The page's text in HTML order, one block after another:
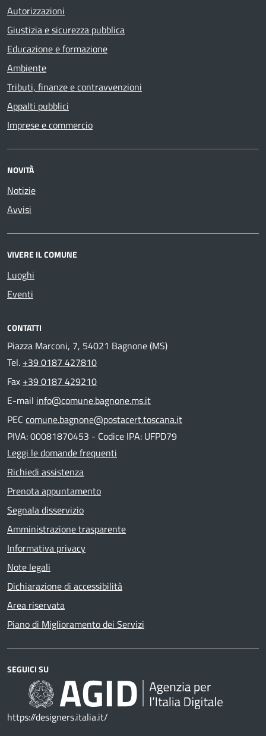
Autorizzazioni
Giustizia e sicurezza pubblica
Educazione e formazione
Ambiente
Tributi, finanze e contravvenzioni
Appalti pubblici
Imprese e commercio
NOVITÀ
Notizie
Avvisi
VIVERE IL COMUNE
Luoghi
Eventi
CONTATTI
Piazza Marconi, 7, 54021 Bagnone (MS)
Tel. +39 0187 427810
Fax +39 0187 429210
E-mail info@comune.bagnone.ms.it
PEC comune.bagnone@postacert.toscana.it
PIVA: 00081870453 - Codice IPA: UFPD79
Leggi le domande frequenti
Richiedi assistenza
Prenota appuntamento
Segnala disservizio
Amministrazione trasparente
Informativa privacy
Note legali
Dichiarazione di accessibilità
Area riservata
Piano di Miglioramento dei Servizi
SEGUICI SU
https://designers.italia.it/